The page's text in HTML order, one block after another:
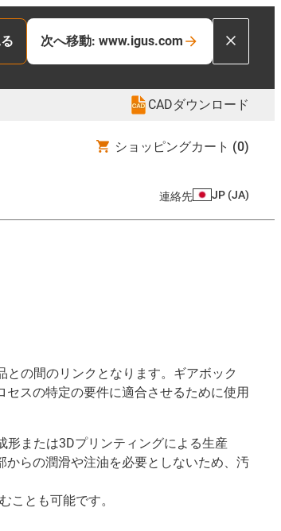
次へ移動: www.igus.com
CADダウンロード
ショッピングカート (0)
連絡先 JP (JA)
の間のリンクとなります。ギアボック
スの特定の要件に適合させるために使用
または3Dプリンティングによる生産
らの潤滑や注油を必要としないため、汚
ことも可能です。